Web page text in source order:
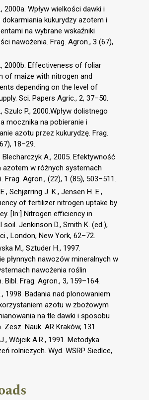
2000a. Wpływ wielkości dawki i
kukurydzy azotem i
na wybrane wskaźniki
nawożenia. Frag. Agron., 3 (67),
2000b. Effectiveness of foliar
of maize with nitrogen and
depending on the level of
Sci. Papers Agric., 2, 37–50.
Szulc P., 2000.Wpływ dolistnego
mocznika na pobieranie i
azotu przez kukurydzę. Frag.
18–29.
Blecharczyk A., 2005. Efektywność
azotem w różnych systemach
Frag. Agron., (22), 1 (85), 503–511.
Schjørring J. K., Jensen H. E.,
of fertilizer nitrogen uptake by
[In:] Nitrogen efficiency in
soil. Jenkinson D., Smith K. (ed.),
London, New York, 62–72.
M., Sztuder H., 1997.
płynnych nawozów mineralnych w
nawożenia roślin
Bibl. Frag. Agron., 3, 159–164.
1998. Badania nad plonowaniem
azotu w zbożowym
na tle dawki i sposobu
Zesz. Nauk. AR Kraków, 131.
Wójcik A.R., 1991. Metodyka
rolniczych. Wyd. WSRP Siedlce,